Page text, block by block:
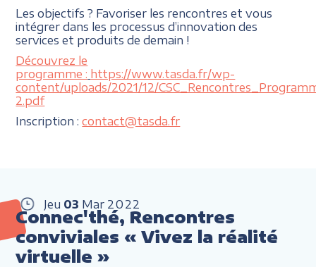
Les objectifs ? Favoriser les rencontres et vous
intégrer dans les processus d’innovation des
services et produits de demain !
Découvrez le
programme : https://www.tasda.fr/wp-
content/uploads/2021/12/
2.pdf
Inscription :contact@tasda.fr
Jeu 03 Mar 2022
Connec'thé, Rencontres
conviviales « Vivez la réalité
virtuelle »